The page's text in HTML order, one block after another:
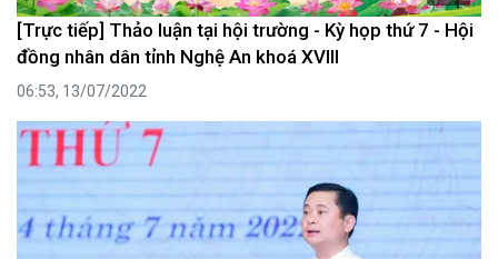
[Trực tiếp] Thảo luận tại hội trường - Kỳ họp thứ 7 - Hội
đồng nhân dân tỉnh Nghệ An khoá XVIII
06:53, 13/07/2022